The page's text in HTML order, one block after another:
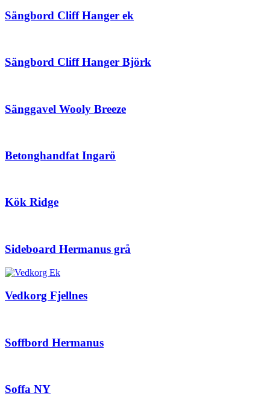
Sängbord Cliff Hanger ek
Sängbord Cliff Hanger Björk
Sänggavel Wooly Breeze
Betonghandfat Ingarö
Kök Ridge
Sideboard Hermanus grå
Vedkorg Fjellnes
Soffbord Hermanus
Soffa NY